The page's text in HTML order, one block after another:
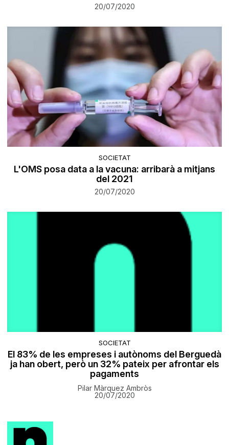
20/07/2020
SOCIETAT
L'OMS posa data a la vacuna: arribarà a mitjans
del 2021
20/07/2020
SOCIETAT
El 83% de les empreses i autònoms del Berguedà
ja han obert, però un 32% pateix per afrontar els
pagaments
Pilar Màrquez Ambròs
20/07/2020